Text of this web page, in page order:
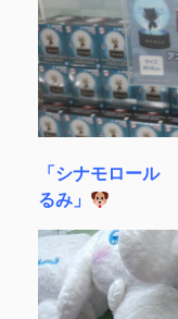
「シナモロール
るみ」